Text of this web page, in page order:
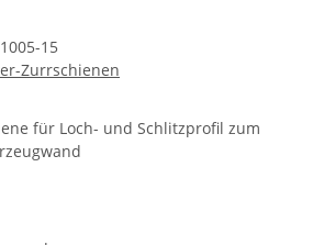
15
Zurrschienen
für Loch- und Schlitzprofil zum